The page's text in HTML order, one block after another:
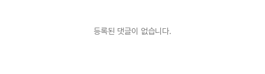
등록된 댓글이 없습니다.